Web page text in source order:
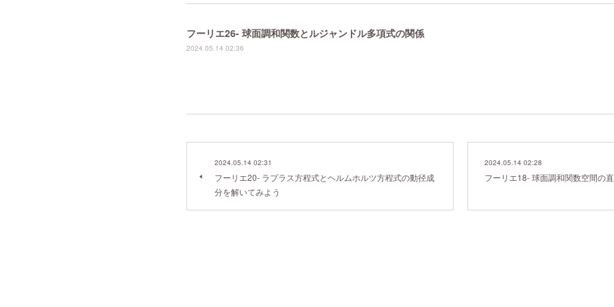
フーリエ26- 球面調和関数とルジャンドル多項式の関係
2024.05.14 02:36
2024.05.14 02:31
フーリエ20- ラプラス方程式とヘルムホルツ方程式の動径成
分を解いてみよう
2024.05.14 02:28
フーリエ18- 球面調和関数空間の